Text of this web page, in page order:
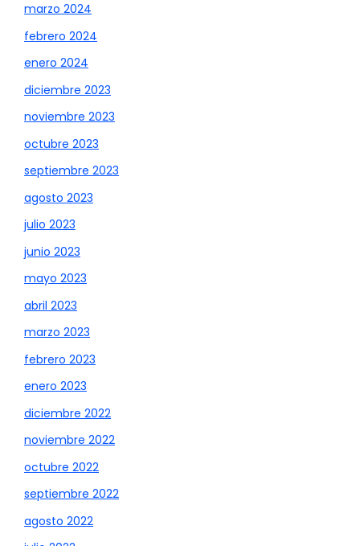
marzo 2024
febrero 2024
enero 2024
diciembre 2023
noviembre 2023
octubre 2023
septiembre 2023
agosto 2023
julio 2023
junio 2023
mayo 2023
abril 2023
marzo 2023
febrero 2023
enero 2023
diciembre 2022
noviembre 2022
octubre 2022
septiembre 2022
agosto 2022